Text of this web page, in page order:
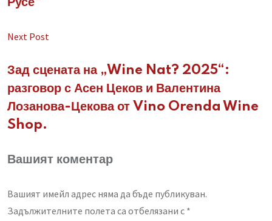
Next Post
Зад сцената на „Wine Nat? 2025“:
разговор с Асен Цеков и Валентина
Лозанова-Цекова от Vino Orenda Wine
Shop.
Вашият коментар
Вашият имейл адрес няма да бъде публикуван.
Задължителните полета са отбелязани с *